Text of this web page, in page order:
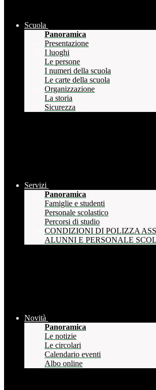
Scuola
Panoramica
Presentazione
I luoghi
Le persone
I numeri della scuola
Le carte della scuola
Organizzazione
La storia
Sicurezza
Servizi
Panoramica
Famiglie e studenti
Personale scolastico
Percorsi di studio
CONDIZIONI DI POLIZZA
ALUNNI E PERSONALE
Novità
Panoramica
Le notizie
Le circolari
Calendario eventi
Albo online